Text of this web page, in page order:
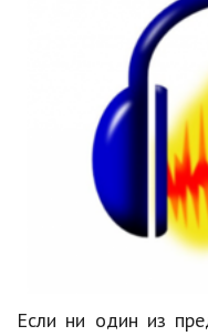
Если ни один из